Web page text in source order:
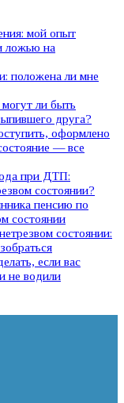
мой опыт
ложью на
положена ли мне
ли быть
друга?
оформлено
— все
при ДТП:
состоянии?
пенсию по
состоянии
состоянии:
если вас
не водили